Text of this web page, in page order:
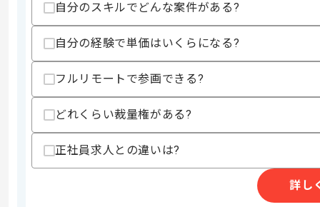
スキルに不安がある方へ
上記に似た経験やスキルをお持ちであれば申
その他募集要項
作業開始日
受託開発、システムエンジニアリング
自分のスキルでどんな案件がある?
自分の経験で単価はいくらになる?
フルリモートで参画できる?
どれくらい裁量権がある?
正社員求人との違いは?
詳し